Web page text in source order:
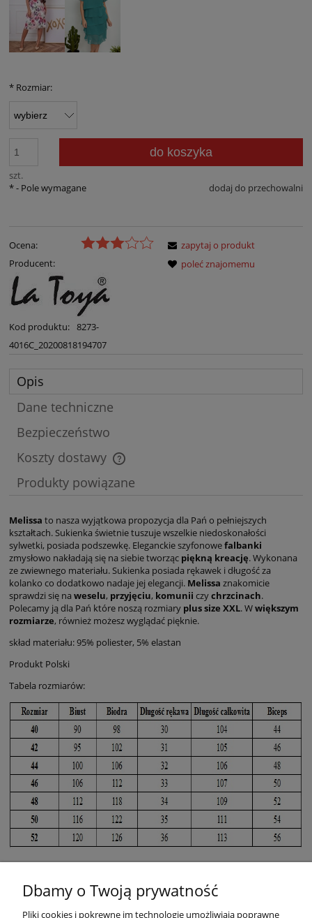
* Rozmiar:
szt.
do koszyka
dodaj do przechowalni
*- Pole wymagane
Ocena:
Producent:
Kod produktu: 8273-
4016C_20200818194707
zapytaj o produkt
poleć znajomemu
Opis
Dane techniczne
Bezpieczeństwo
Koszty dostawy
Cena nie zawiera ewentualnych kosztów płatności
Produkty powiązane
Melissa to nasza wyjątkowa propozycja dla Pań o pełniejszych
kształtach. Sukienka świetnie tuszuje wszelkie niedoskonałości
sylwetki, posiada podszewkę. Eleganckie szyfonowefalbanki
zmysłowo nakładają się na siebie tworząc piękną kreację. Wykonana
ze zwiewnego materiału. Sukienka posiada rękawek i długość za
kolanko co dodatkowo nadaje jej elegancji. Melissa znakomicie
sprawdzi się na weselu, przyjęciu, komunii czychrzcinach.
Polecamy ją dla Pań które noszą rozmiary plus size XXL. Wwiększym
rozmiarze, również możesz wyglądać pięknie.
skład materiału: 95% poliester, 5% elastan
Produkt Polski
Tabela rozmiarów:
Dbamy o Twoją prywatność
Pliki cookies i pokrewne im technologie umożliwiają poprawne